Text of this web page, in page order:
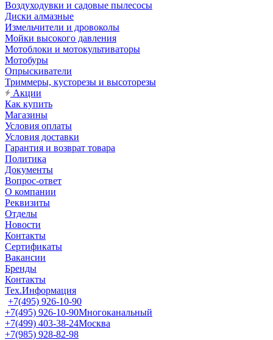
Воздуходувки и садовые пылесосы
Диски алмазные
Измельчители и дровоколы
Мойки высокого давления
Мотоблоки и мотокультиваторы
Мотобуры
Опрыскиватели
Триммеры, кусторезы и высоторезы
Акции
Как купить
Магазины
Условия оплаты
Условия доставки
Гарантия и возврат товара
Политика
Документы
Вопрос-ответ
О компании
Реквизиты
Отделы
Новости
Контакты
Сертификаты
Вакансии
Бренды
Контакты
Тех.Информация
+7(495) 926-10-90
+7(495) 926-10-90Многоканальный
+7(499) 403-38-24Москва
+7(985) 928-82-98